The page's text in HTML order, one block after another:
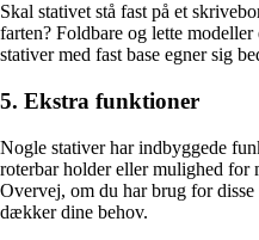
Skal stativet stå fast på et
farten? Foldbare og lette
stativer med fast base egner sig
5. Ekstra funktioner
Nogle stativer har indbyggede
roterbar holder eller mulighed for
Overvej, om du har brug for
dækker dine behov.